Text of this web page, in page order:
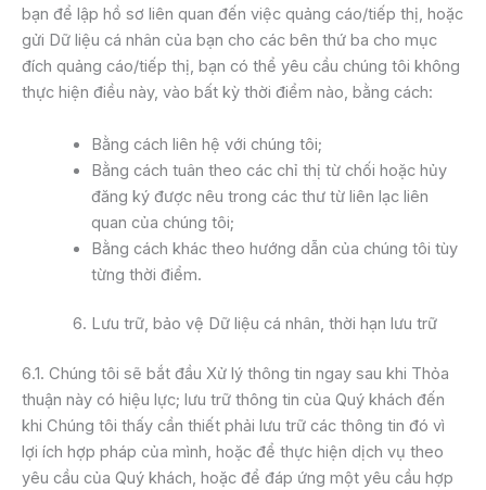
bạn để lập hồ sơ liên quan đến việc quảng cáo/tiếp thị, hoặc
gửi Dữ liệu cá nhân của bạn cho các bên thứ ba cho mục
đích quảng cáo/tiếp thị, bạn có thể yêu cầu chúng tôi không
thực hiện điều này, vào bất kỳ thời điểm nào, bằng cách:
Bằng cách liên hệ với chúng tôi;
Bằng cách tuân theo các chỉ thị từ chối hoặc hủy
đăng ký được nêu trong các thư từ liên lạc liên
quan của chúng tôi;
Bằng cách khác theo hướng dẫn của chúng tôi tùy
từng thời điểm.
Lưu trữ, bảo vệ Dữ liệu cá nhân, thời hạn lưu trữ
6.1. Chúng tôi sẽ bắt đầu Xử lý thông tin ngay sau khi Thỏa
thuận này có hiệu lực; lưu trữ thông tin của Quý khách đến
khi Chúng tôi thấy cần thiết phải lưu trữ các thông tin đó vì
lợi ích hợp pháp của mình, hoặc để thực hiện dịch vụ theo
yêu cầu của Quý khách, hoặc để đáp ứng một yêu cầu hợp